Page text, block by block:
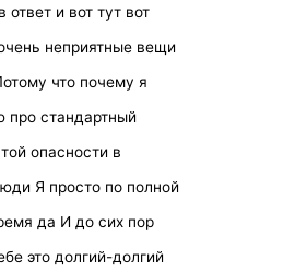
ответ и вот тут вот
неприятные вещи
что почему я
про стандартный
опасности в
Я просто по полной
да И до сих пор
это долгий-долгий